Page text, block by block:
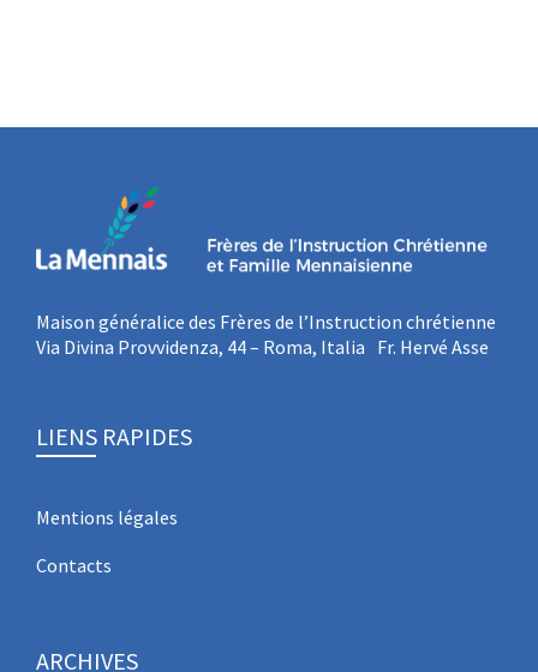
Maison généralice des Frères de l’Instruction chrétienne
Via Divina Provvidenza, 44 – Roma, Italia Fr. Hervé Asse
LIENS RAPIDES
Mentions légales
Contacts
ARCHIVES